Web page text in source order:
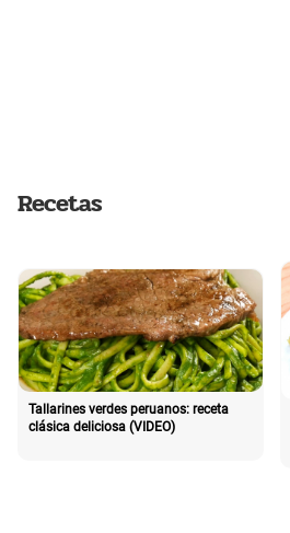
Recetas
Tallarines verdes peruanos: receta
clásica deliciosa (VIDEO)